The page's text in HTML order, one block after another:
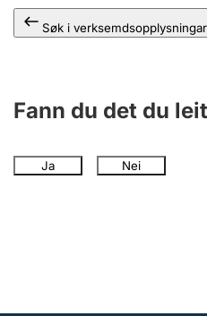
Søk i verksemdsopplysningar
Fann du det du
Ja Nei